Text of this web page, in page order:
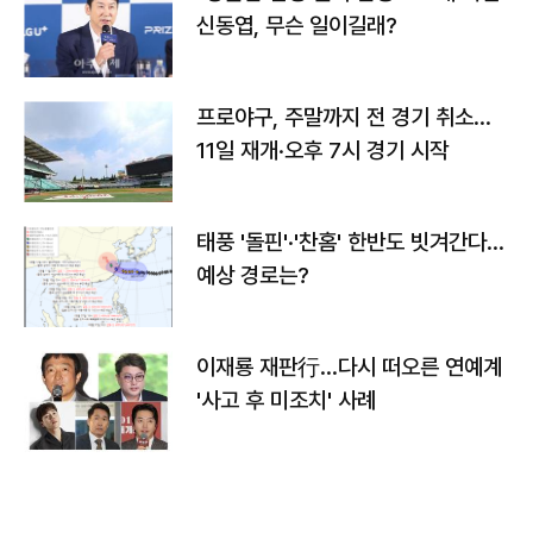
신동엽, 무슨 일이길래?
프로야구, 주말까지 전 경기 취소…
11일 재개·오후 7시 경기 시작
태풍 '돌핀'·'찬홈' 한반도 빗겨간다…
예상 경로는?
이재룡 재판行…다시 떠오른 연예계
'사고 후 미조치' 사례